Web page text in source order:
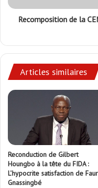
Recomposition de la
Articles similaires
Reconduction de Gilbert
Houngbo à la tête du FIDA :
L’hypocrite satisfaction de
Gnassingbé